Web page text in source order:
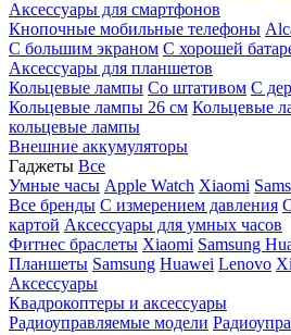
Аксессуары для смартфонов
Кнопочные мобильные телефоны
С большим экраном С хорошей
Аксессуары для планшетов
Кольцевые лампы Со штативом C
Кольцевые лампы 26 см Кольцевые
кольцевые лампы
Внешние аккумуляторы
Гаджеты Все
Умные часы Apple Watch Xiaomi
Все бренды C измерением давления
картой Аксессуары для умных часов
Фитнес браслеты Xiaomi Samsung
Планшеты Samsung Huawei Lenovo
Аксессуары
Квадрокоптеры и аксессуары
Радиоуправляемые модели